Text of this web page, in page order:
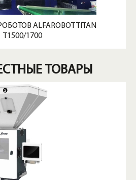
ALFAROBOT TITAN
T1500/1700
ТОВАРЫ